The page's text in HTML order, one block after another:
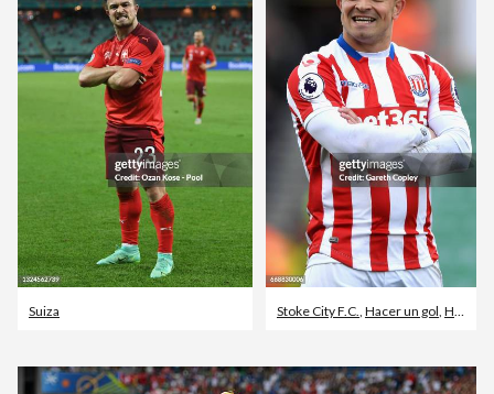
Suiza Stoke City F.C. Hacer un gol Hull City A.F.C.